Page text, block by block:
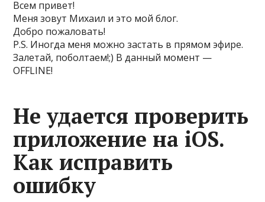
Всем привет!
Меня зовут Михаил и это мой блог.
Добро пожаловать!
P.S. Иногда меня можно застать в прямом эфире.
Залетай, поболтаем!;) В данный момент —
OFFLINE!
Не удается проверить
приложение на iOS.
Как исправить
ошибку